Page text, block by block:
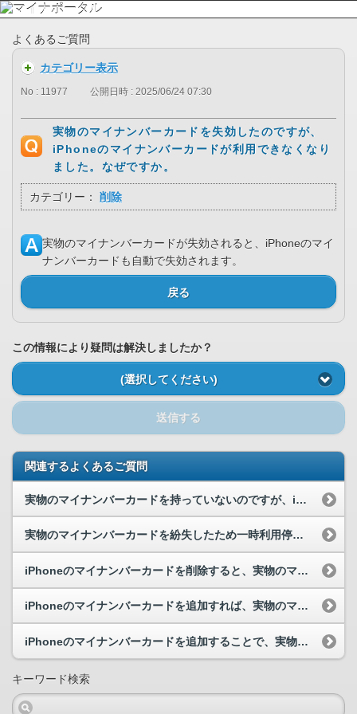
よくあるご質問
カテゴリー表示
No : 11977 公開日時 : 2025/06/24 07:30
実物のマイナンバーカードを失効したのですが、
iPhoneのマイナンバーカードが利用できなくなり
ました。なぜですか。
カテゴリー： 削除
実物のマイナンバーカードが失効されると、iPhoneのマイ
ナンバーカードも自動で失効されます。
戻る
この情報により疑問は解決しましたか？
(選択してください)
送信する
関連するよくあるご質問
実物のマイナンバーカードを持っていないのですが、iPhoneのマイナンバーカードを利用すること...
実物のマイナンバーカードを紛失したため一時利用停止を行いましたが、iPhoneに追加しているi...
iPhoneのマイナンバーカードを削除すると、実物のマイナンバーカードも失効になりますか。
iPhoneのマイナンバーカードを追加すれば、実物のマイナンバーカードの電子証明書は不要になり...
iPhoneのマイナンバーカードを追加することで、実物のマイナンバーカードを利用する必要がなく...
キーワード検索